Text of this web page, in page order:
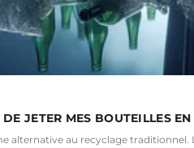
DE JETER MES BOUTEILLES
alternative au recyclage traditionnel.